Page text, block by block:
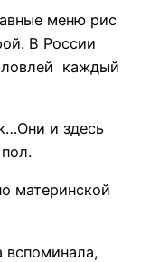
меню рис
В России
ловлей каждый
и здесь
материнской
вспоминала,